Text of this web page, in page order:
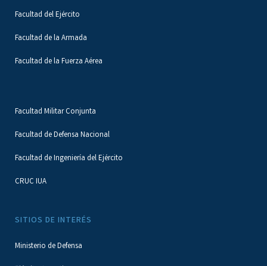
Facultad del Ejército
Facultad de la Armada
Facultad de la Fuerza Aérea
Facultad Militar Conjunta
Facultad de Defensa Nacional
Facultad de Ingeniería del Ejército
CRUC IUA
SITIOS DE INTERÉS
Ministerio de Defensa